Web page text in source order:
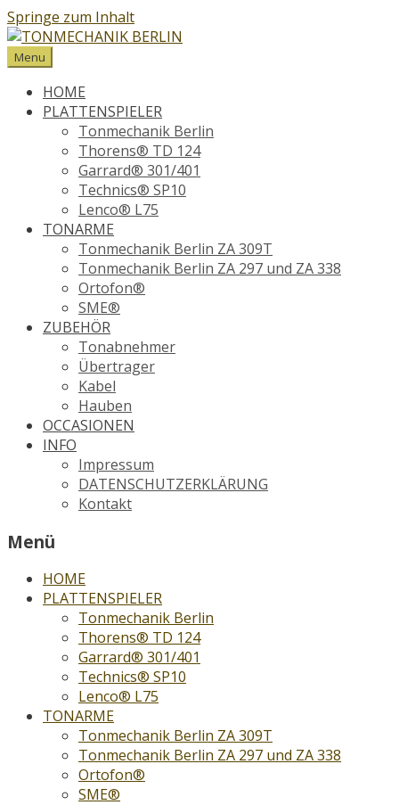
Springe zum Inhalt
Menu
HOME
PLATTENSPIELER
Tonmechanik Berlin
Thorens® TD 124
Garrard® 301/401
Technics® SP10
Lenco® L75
TONARME
Tonmechanik Berlin ZA 309T
Tonmechanik Berlin ZA 297 und ZA 338
Ortofon®
SME®
ZUBEHÖR
Tonabnehmer
Übertrager
Kabel
Hauben
OCCASIONEN
INFO
Impressum
DATENSCHUTZERKLÄRUNG
Kontakt
Menü
HOME
PLATTENSPIELER
Tonmechanik Berlin
Thorens® TD 124
Garrard® 301/401
Technics® SP10
Lenco® L75
TONARME
Tonmechanik Berlin ZA 309T
Tonmechanik Berlin ZA 297 und ZA 338
Ortofon®
SME®